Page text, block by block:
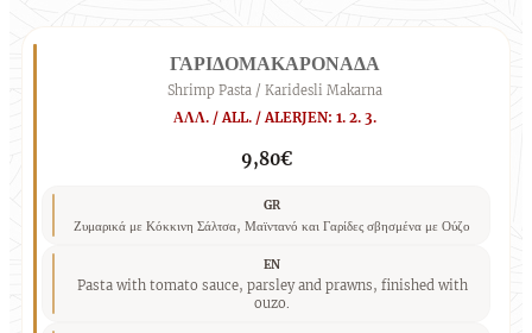
ΓΑΡΙΔΟΜΑΚΑΡΟΝΑΔΑ
Shrimp Pasta / Karidesli Makarna
ΑΛΛ. / ALL. / ALERJEN: 1. 2. 3.
9,80€
GR
Ζυμαρικά με Κόκκινη Σάλτσα, Μαϊντανό και Γαρίδες σβησμένα με Ούζο
EN
Pasta with tomato sauce, parsley and prawns, finished with
ouzo.